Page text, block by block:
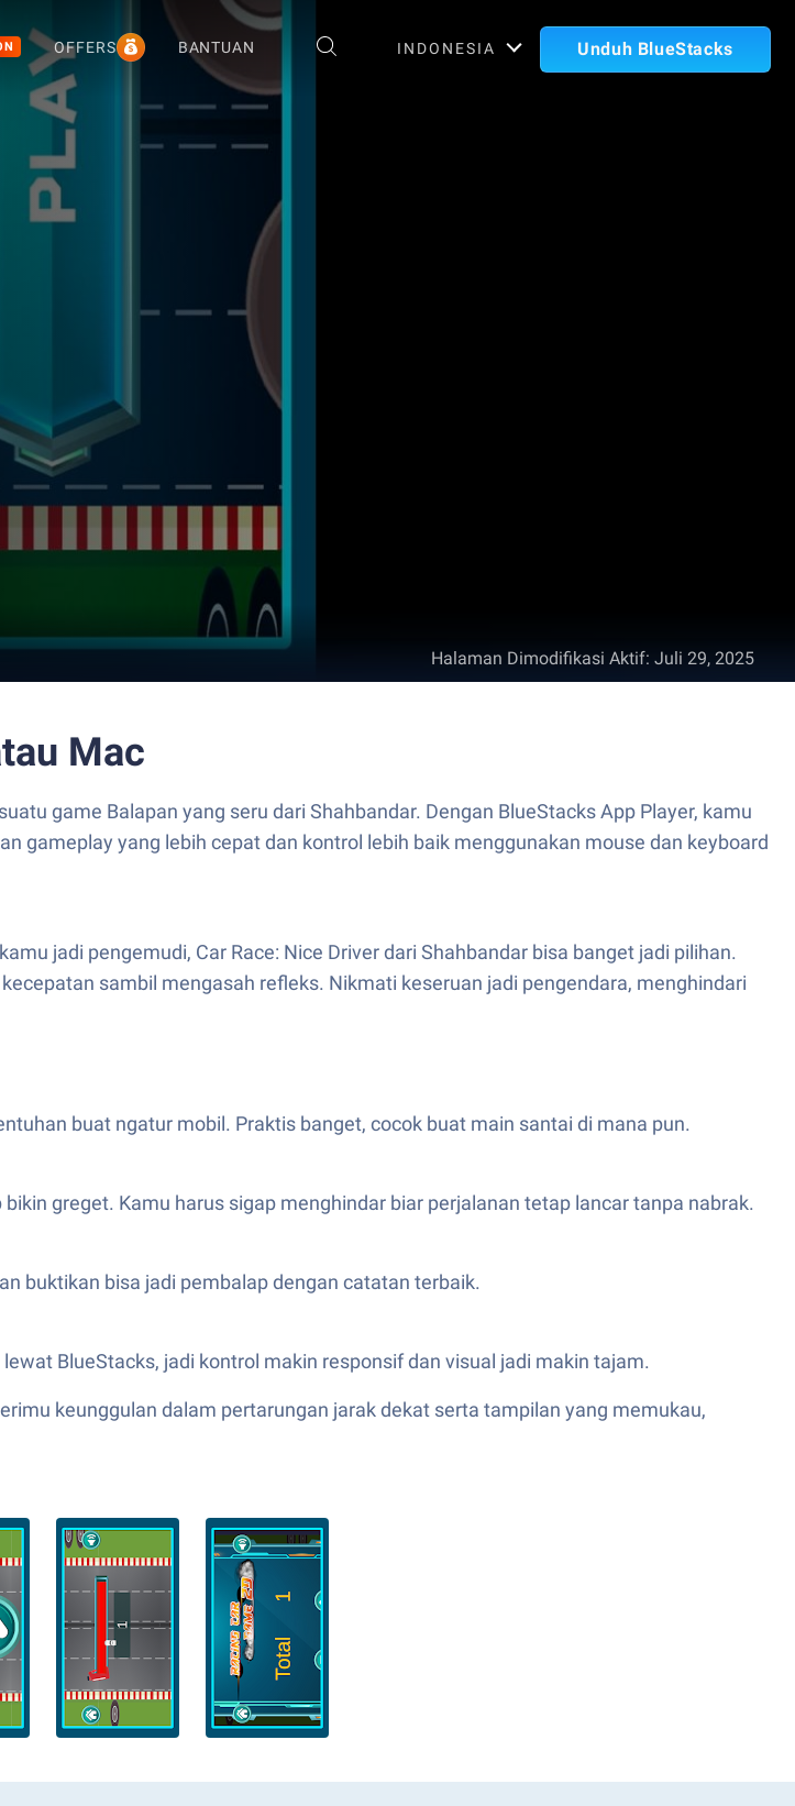
OFFERS BANTUAN INDONESIA Unduh BlueStacks
Halaman Dimodifikasi Aktif: Juli 29, 2025
Mac
game Balapan yang seru dari Shahbandar. Dengan BlueStacks App Player, kamu
gameplay yang lebih cepat dan kontrol lebih baik menggunakan mouse dan keyboard
jadi pengemudi, Car Race: Nice Driver dari Shahbandar bisa banget jadi pilihan.
sambil mengasah refleks. Nikmati keseruan jadi pengendara, menghindari
buat ngatur mobil. Praktis banget, cocok buat main santai di mana pun.
greget. Kamu harus sigap menghindar biar perjalanan tetap lancar tanpa nabrak.
buktikan bisa jadi pembalap dengan catatan terbaik.
BlueStacks, jadi kontrol makin responsif dan visual jadi makin tajam.
keunggulan dalam pertarungan jarak dekat serta tampilan yang memukau,